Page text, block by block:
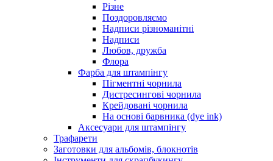
Різне
Поздоровляємо
Надписи різноманітні
Надписи
Любов, дружба
Флора
Фарба для штампінгу
Пігментні чорнила
Дистресингові чорнила
Крейдовані чорнила
На основі барвника (dye ink)
Аксесуари для штампінгу
Трафарети
Заготовки для альбомів, блокнотів